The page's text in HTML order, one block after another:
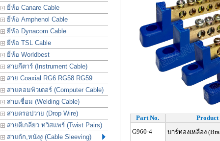
ยี่ห้อ Canare Cable
ยี่ห้อ Amphenol Cable
ยี่ห้อ Dynacom Cable
ยี่ห้อ TSL Cable
ยี่ห้อ Worldbest
สายกีตาร์ (Instrument Cable)
สาย Coaxial RG6 RG58 RG59
สายคอมพิวเตอร์ (Computer Cable)
สายเชื่อม (Welding Cable)
สายดรอปวาย (Drop Wire)
สายตีเกลียว ทวิสแพร์ (Twist Pairs)
สายถัก,หนังงู (Cable Sleeving)
Part No.
Product
G960-4
บาร์ทองเหลือง